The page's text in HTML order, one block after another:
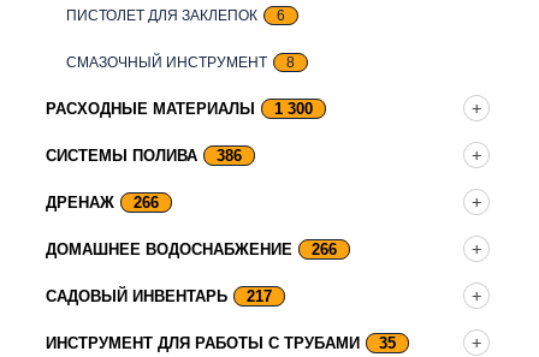
ПИСТОЛЕТ ДЛЯ ЗАКЛЕПОК 6
СМАЗОЧНЫЙ ИНСТРУМЕНТ 8
РАСХОДНЫЕ МАТЕРИАЛЫ 1 300
СИСТЕМЫ ПОЛИВА 386
ДРЕНАЖ 266
ДОМАШНЕЕ ВОДОСНАБЖЕНИЕ 266
САДОВЫЙ ИНВЕНТАРЬ 217
ИНСТРУМЕНТ ДЛЯ РАБОТЫ С ТРУБАМИ 35